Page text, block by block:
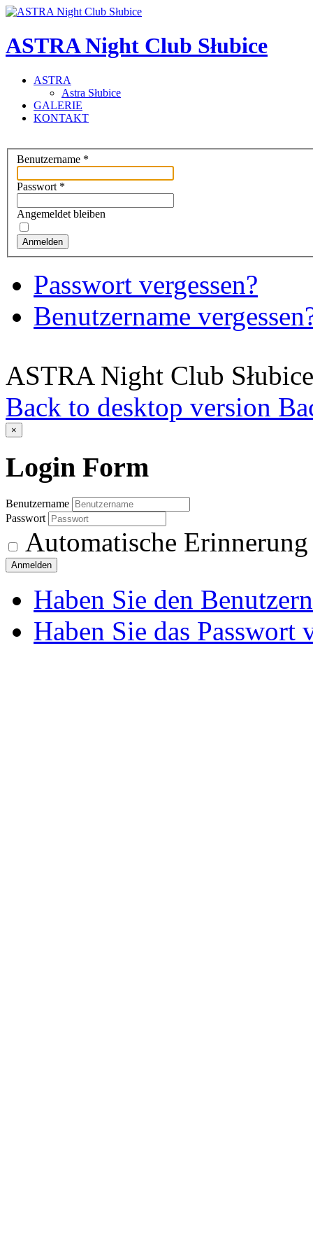
ASTRA Night Club Słubice
ASTRA
Astra Słubice
GALERIE
KONTAKT
Benutzername *
Passwort*
Angemeldet bleiben
Anmelden
Passwort vergessen?
Benutzername
ASTRA Night Club Słubice
Back to desktop version
×
Login Form
Benutzername
Passwort
Automatische Erinnerung
Anmelden
Haben Sie den
Haben Sie das Passwort